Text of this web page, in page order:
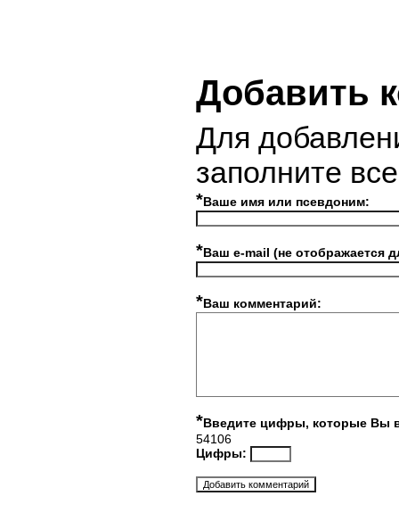
Добавить
Для
заполните
*Ваше имя или псевдоним:
*Ваш e-mail (не отображается
*Ваш комментарий:
*Введите цифры, которые Вы
54106
Цифры: